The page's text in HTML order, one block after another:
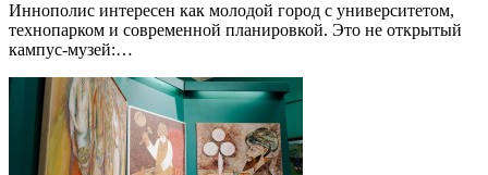
Иннополис интересен как молодой город с университетом,
технопарком и современной планировкой. Это не открытый
кампус-музей:…